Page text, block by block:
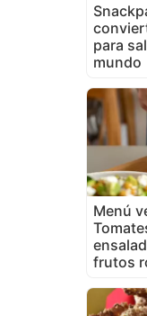
para
mundo
Menú
frutos